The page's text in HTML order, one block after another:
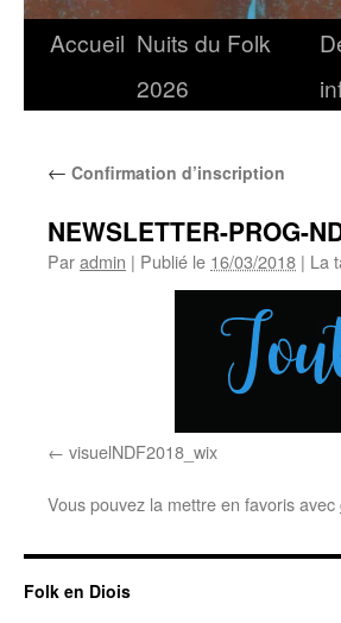
Accueil Nuits du Folk
2026
← Confirmation d’inscription
NEWSLETTER-PROG-
Paradmin | Publié le 16/03/2018 | La
visuelNDF2018_wix
Vous pouvez la mettre en favoris avec
Folk en Diois